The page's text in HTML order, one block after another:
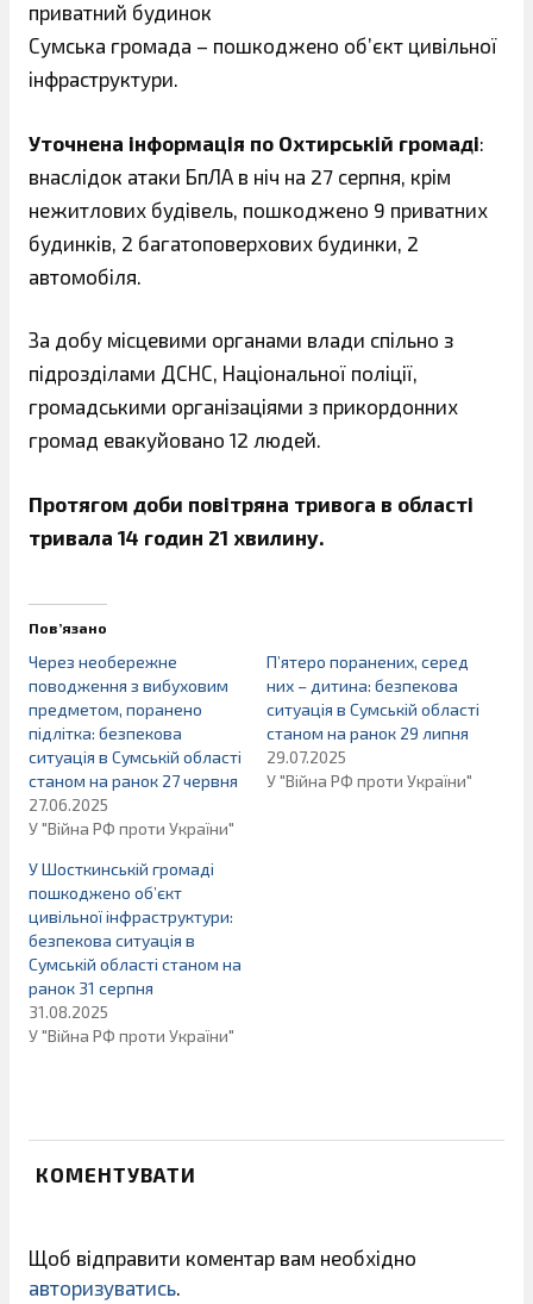
приватний будинок
Сумська громада – пошкоджено об’єкт цивільної
інфраструктури.
Уточнена інформація по Охтирській громаді:
внаслідок атаки БпЛА в ніч на 27 серпня, крім
нежитлових будівель, пошкоджено 9 приватних
будинків, 2 багатоповерхових будинки, 2
автомобіля.
За добу місцевими органами влади спільно з
підрозділами ДСНС, Національної поліції,
громадськими організаціями з прикордонних
громад евакуйовано 12 людей.
Протягом доби повітряна тривога в області
тривала 14 годин 21 хвилину.
Пов’язано
Через необережне
поводження з вибуховим
предметом, поранено
підлітка: безпекова
ситуація в Сумській області
станом на ранок 27 червня
27.06.2025
У "Війна РФ проти України"
П’ятеро поранених, серед
них – дитина: безпекова
ситуація в Сумській області
станом на ранок 29 липня
29.07.2025
У "Війна РФ проти України"
У Шосткинській громаді
пошкоджено об’єкт
цивільної інфраструктури:
безпекова ситуація в
Сумській області станом на
ранок 31 серпня
31.08.2025
У "Війна РФ проти України"
КОМЕНТУВАТИ
Щоб відправити коментар вам необхідно
авторизуватись.